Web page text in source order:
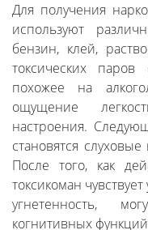
Для получения
используют
бензин, клей,
токсических паров
похожее на
ощущение
настроения.
становятся
После того, как
токсикоман
угнетенность,
когнитивных